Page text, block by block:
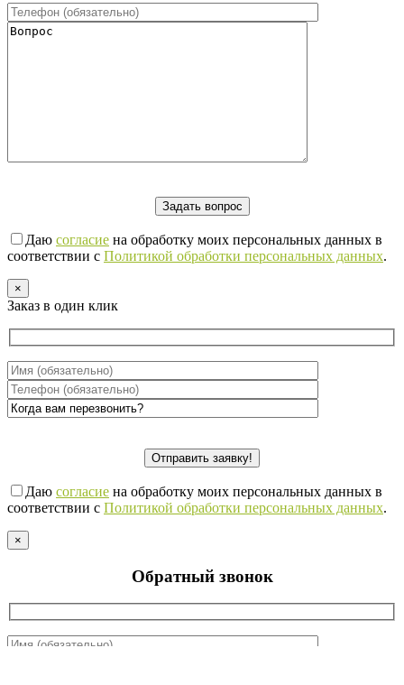
Даю согласие на обработку моих персональных данных в
соответствии с Политикой обработки персональных данных.
×
Заказ в один клик
Даю согласие на обработку моих персональных данных в
соответствии с Политикой обработки персональных данных.
×
Обратный звонок